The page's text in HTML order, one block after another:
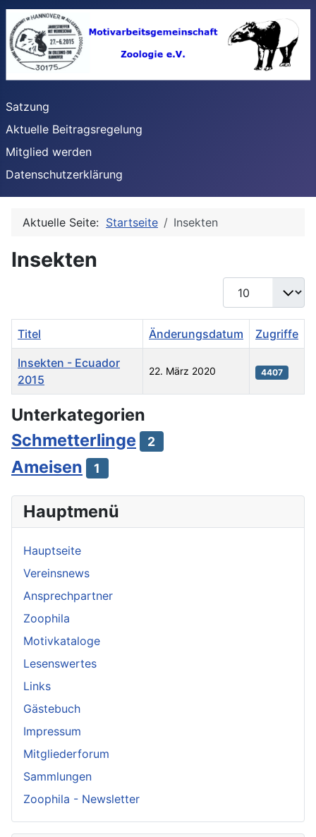
Satzung
Aktuelle Beitragsregelung
Mitglied werden
Datenschutzerklärung
Hauptmenü
Hauptseite
Vereinsnews
Ansprechpartner
Zoophila
Motivkataloge
Lesenswertes
Links
Gästebuch
Impressum
Mitgliederforum
Sammlungen
Zoophila - Newsletter
Aktuelle Seite: Startseite Insekten
Insekten
Titel Änderungsdatum Zugriffe
Insekten - Ecuador
2015
22. März 2020 4407
Unterkategorien
Schmetterlinge
2
Ameisen 1